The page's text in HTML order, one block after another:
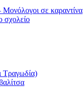
σε καραντίνα
σχολείο
Τραγωδία)